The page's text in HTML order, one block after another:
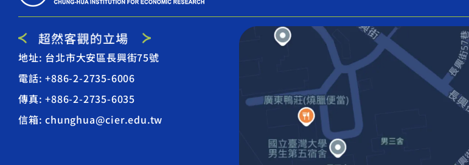
地址: 台北市大安區長興街75號
電話: +886-2-2735-6006
傳真: +886-2-2735-6035
信箱: chunghua@cier.edu.tw